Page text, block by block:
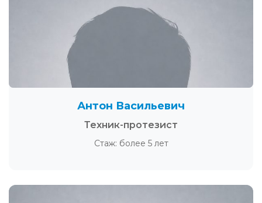
Антон Васильевич
Техник-протезист
Стаж: более 5 лет